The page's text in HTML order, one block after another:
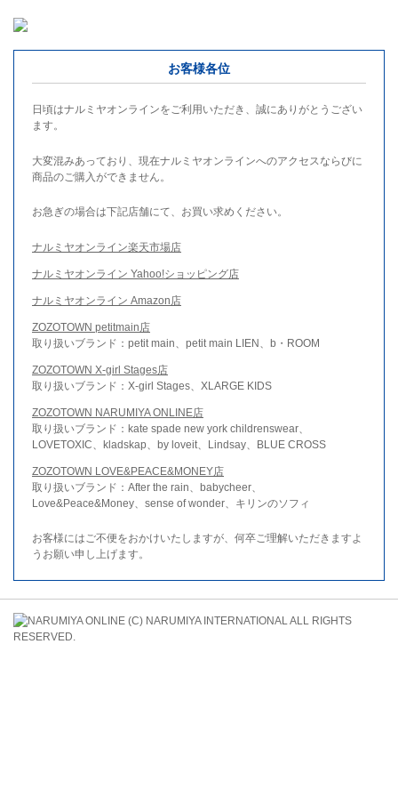
お客様各位
日頃はナルミヤオンラインをご利用いただき、誠にありがとうござい
ます。
大変混みあっており、現在ナルミヤオンラインへのアクセスならびに
商品のご購入ができません。
お急ぎの場合は下記店舗にて、お買い求めください。
ナルミヤオンライン楽天市場店
ナルミヤオンライン Yahoo!ショッピング店
ナルミヤオンライン Amazon店
ZOZOTOWN petitmain店
取り扱いブランド：petit main、petit main LIEN、b・ROOM
ZOZOTOWN X-girl Stages店
取り扱いブランド：X-girl Stages、XLARGE KIDS
ZOZOTOWN NARUMIYA ONLINE店
取り扱いブランド：kate spade new york childrenswear、
LOVETOXIC、kladskap、by loveit、Lindsay、BLUE CROSS
ZOZOTOWN LOVE&PEACE&MONEY店
取り扱いブランド：After the rain、babycheer、
Love&Peace&Money、sense of wonder、キリンのソフィ
お客様にはご不便をおかけいたしますが、何卒ご理解いただきますよ
うお願い申し上げます。